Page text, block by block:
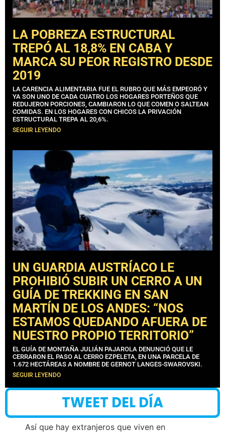
LA POBREZA ESTRUCTURAL
TREPÓ AL 18,8% EN CABA Y
MARCA SU PEOR REGISTRO DESDE
2019
LA CARENCIA ALIMENTARIA FUE EL RUBRO QUE MÁS EMPEORÓ Y
YA SON UNO DE CADA CUATRO LOS HOGARES PORTEÑOS QUE
REDUJERON PORCIONES, CAMBIARON LO QUE COMEN O SALTEAN
COMIDAS. EN LOS HOGARES CON CHICOS LA PRIVACIÓN
ESTRUCTURAL TREPA AL 20,6%.
SEGUIR LEYENDO
UN GUARDIA AUSTRÍACO LE
PROHIBIÓ SUBIR UN CERRO A UN
GUÍA DE TREKKING EN SAN
MARTÍN DE LOS ANDES: “NOS
ESTAMOS QUEDANDO AFUERA DE
NUESTRO PROPIO TERRITORIO”
EL GUÍA DE MONTAÑA JULIÁN PAJAROLA DENUNCIÓ QUE LE
CERRARON EL PASO AL CERRO EZPELETA, EN UNA PARCELA DE
1.672 HECTÁREAS A NOMBRE DE GERNOT LANGES-SWAROVSKI.
SEGUIR LEYENDO
TWEET DEL DÍA
Así que hay extranjeros que viven en